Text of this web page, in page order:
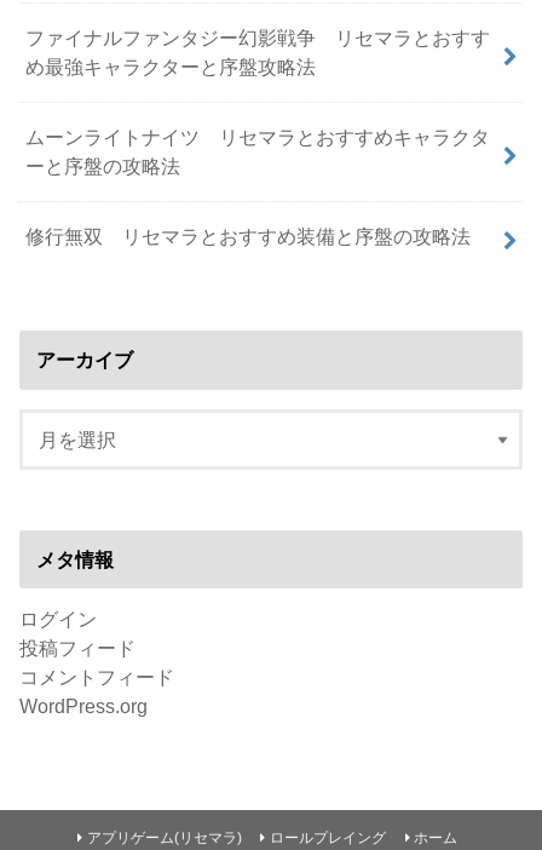
ファイナルファンタジー幻影戦争 リセマラとおすす
め最強キャラクターと序盤攻略法
ムーンライトナイツ リセマラとおすすめキャラクタ
ーと序盤の攻略法
修行無双 リセマラとおすすめ装備と序盤の攻略法
アーカイブ
メタ情報
ログイン
投稿フィード
コメントフィード
WordPress.org
アプリゲーム(リセマラ) ロールプレイング ホーム